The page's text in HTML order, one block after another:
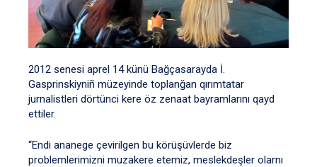
2012 senesi aprel 14 künü Bağçasarayda İ.
Gasprinskiyniñ müzeyinde toplanğan qırımtatar
jurnalistleri dörtünci kere öz zenaat bayramlarını qayd
ettiler.
“Endi ananege çevirilgen bu körüşüvlerde biz
problemlerimizni muzakere etemiz, meslekdeşler olarnı